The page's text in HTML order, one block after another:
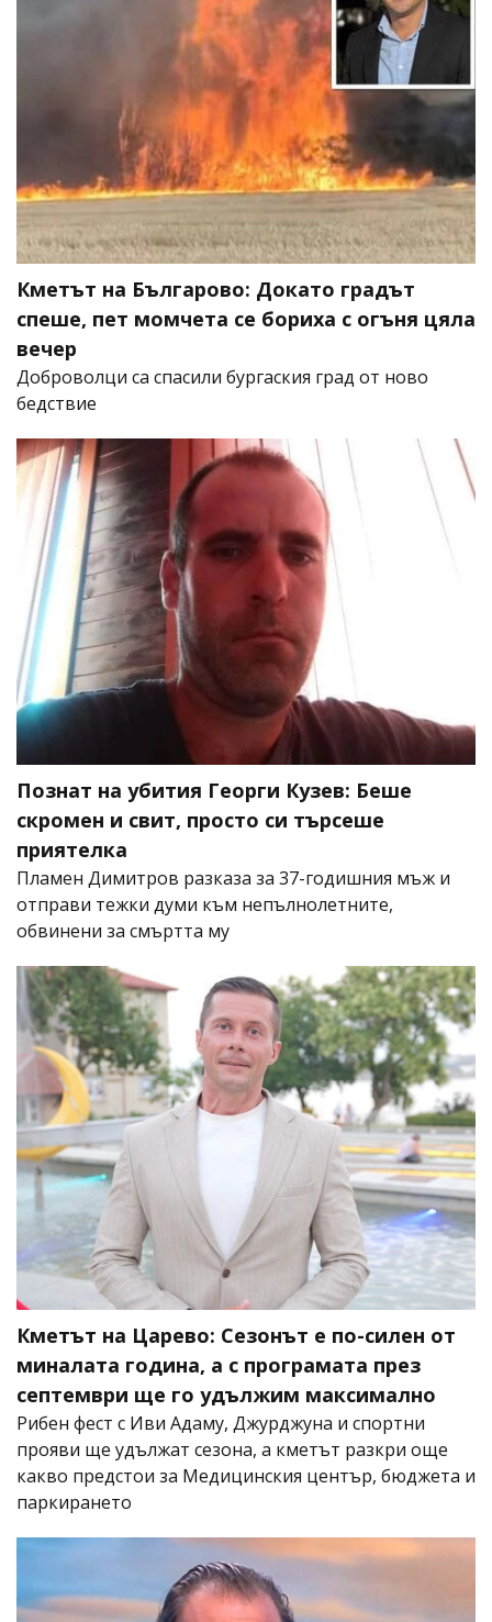
Кметът на Българово: Докато градът
спеше, пет момчета се бориха с огъня цяла
вечер
Доброволци са спасили бургаския град от ново
бедствие
Познат на убития Георги Кузев: Беше
скромен и свит, просто си търсеше
приятелка
Пламен Димитров разказа за 37-годишния мъж и
отправи тежки думи към непълнолетните,
обвинени за смъртта му
Кметът на Царево: Сезонът е по-силен от
миналата година, а с програмата през
септември ще го удължим максимално
Рибен фест с Иви Адаму, Джурджуна и спортни
прояви ще удължат сезона, а кметът разкри още
какво предстои за Медицинския център, бюджета и
паркирането